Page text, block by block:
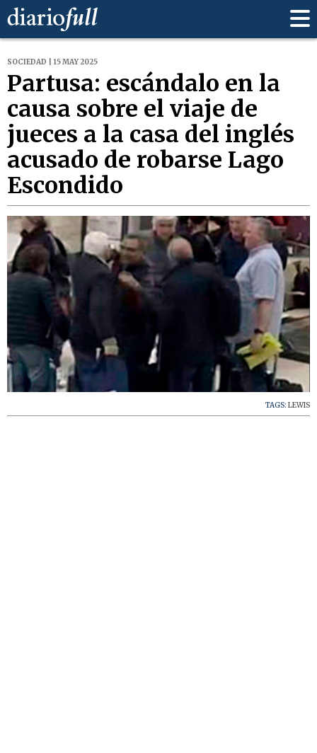
SOCIEDAD | 15 MAY 2025
Partusa: escándalo en la
causa sobre el viaje de
jueces a la casa del inglés
acusado de robarse Lago
Escondido
TAGS: LEWIS